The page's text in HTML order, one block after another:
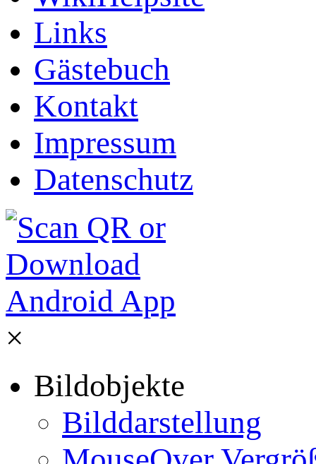
Links
Gästebuch
Kontakt
Impressum
Datenschutz
×
Bildobjekte
Bilddarstellung